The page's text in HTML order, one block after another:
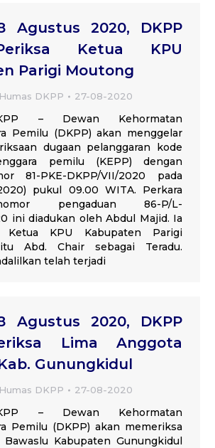
Agustus 2020, DKPP
Ketua KPU
Parigi Moutong
Humas DKPP 27-08-2020
– Dewan Kehormatan
Pemilu (DKPP) akan menggelar
dugaan pelanggaran kode
pemilu (KEPP) dengan
81-PKE-DKPP/VII/2020 pada
pukul 09.00 WITA. Perkara
pengaduan 86-P/L-
ini diadukan oleh Abdul Majid. Ia
Ketua KPU Kabupaten Parigi
Abd. Chair sebagai Teradu.
telah terjadi
Agustus 2020, DKPP
Lima Anggota
Gunungkidul
Humas DKPP 27-08-2020
– Dewan Kehormatan
Pemilu (DKPP) akan memeriksa
Kabupaten Gunungkidul